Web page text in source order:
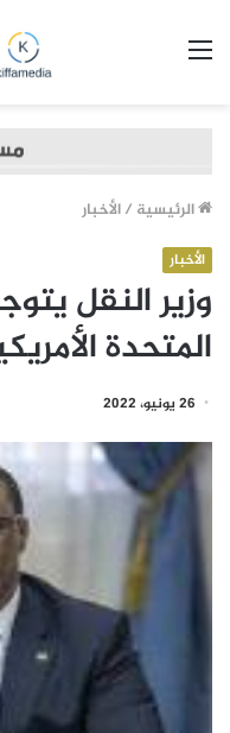
الرئيسية /الأخبار
الأخبار
وزير النقل
المتحدة
26 يونيو، 2022